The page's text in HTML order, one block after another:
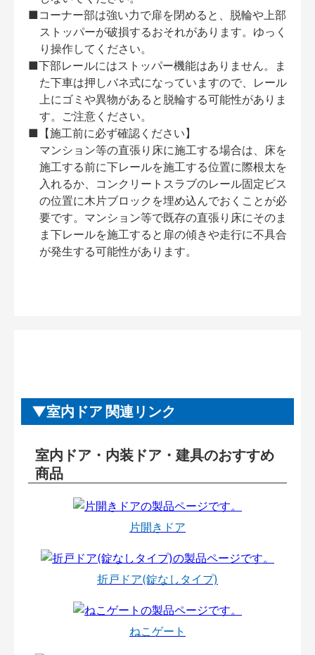
■コーナー部は強い力で扉を閉めると、脱輪や上部
ストッパーが破損するおそれがあります。ゆっく
り操作してください。
■下部レールにはストッパー機能はありません。ま
た下車は押しバネ式になっていますので、レール
上にゴミや異物があると脱輪する可能性がありま
す。ご注意ください。
■【施工前に必ず確認ください】
マンション等の直張り床に施工する場合は、床を
施工する前に下レールを施工する位置に際根太を
入れるか、コンクリートスラブのレール固定ビス
の位置に木片ブロックを埋め込んでおくことが必
要です。マンション等で既存の直張り床にそのま
ま下レールを施工すると扉の傾きや走行に不具合
が発生する可能性があります。
室内ドア 関連リンク
室内ドア・内装ドア・建具のおすすめ
商品
片開きドア
折戸ドア(錠なしタイプ)
ねこゲート